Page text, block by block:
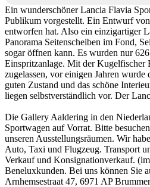
Ein wunderschöner Lancia Flavia
Publikum vorgestellt. Ein Entwurf
entworfen hat. Also ein einzigartiger
Panorama Seitenscheiben im Fond,
sogar öffnen kann. Es wurden nur
Einspritzanlage. Mit der Kugelfischer
zugelassen, vor einigen Jahren
guten Zustand und das schöne
liegen selbstverständlich vor. Der
Die Gallery Aaldering in den
Sportwagen auf Vorrat. Bitte
unseren Ausstellungsräumen. Wir
Auto, Taxi und Flugzeug. Transport
Verkauf und Konsignationverkauf.
Beneluxkunden. Bei uns können Sie
Arnhemsestraat 47, 6971 AP